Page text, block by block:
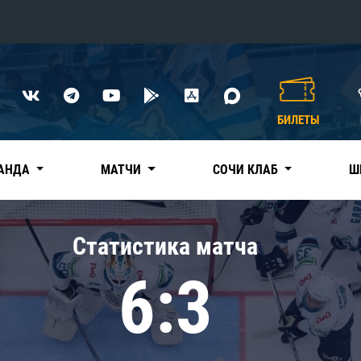
Нефтехимик
Трактор
Дивизион Чернышева
Авангард
Адмирал
КХЛ
БИЛЕТЫ
МАТЧИ СОЧИ КЛАБ
Статистика матча
6:3